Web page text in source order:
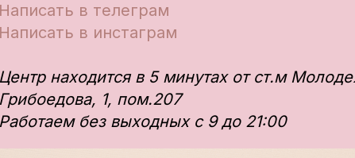
Написать в телеграм
Написать в инстаграм
Центр находится в 5 минутах от ст.м
Грибоедова, 1, пом.207
Работаем без выходных с 9 до 21:00